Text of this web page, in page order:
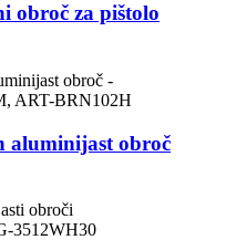
obroč za pištolo
aluminijast obroč